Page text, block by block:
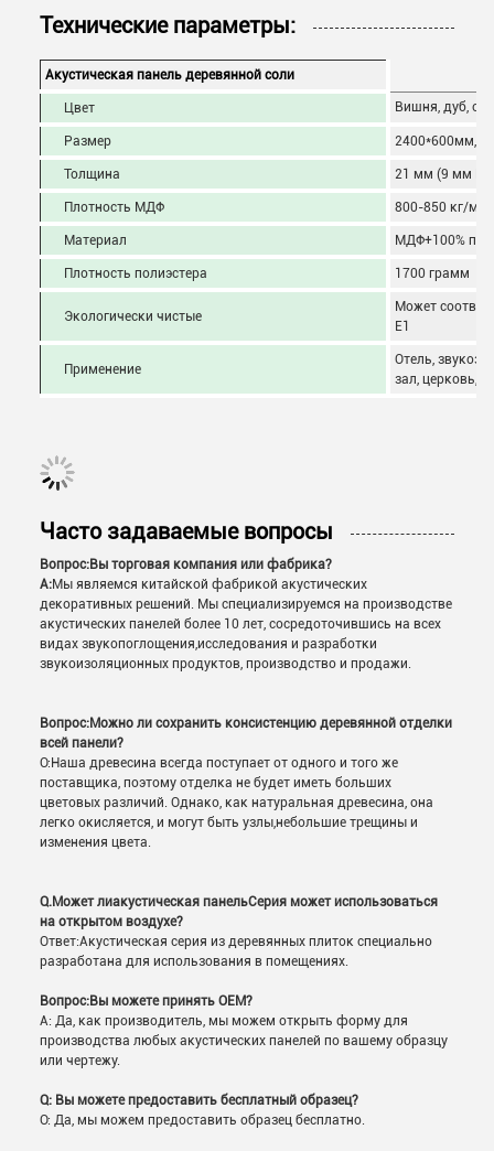
Технические параметры:
Акустическая панель деревянной соли
Цвет Вишня, дуб,
Размер 2400*600мм,
Толщина 21 мм (9 мм
Плотность МДФ 800-850 кг/м3
Материал МДФ+100%
Плотность полиэстера 1700 грамм
Экологически чистые
Может
E1
Применение
Отель,
зал, церковь,
Часто задаваемые вопросы
Вопрос:Вы торговая компания или фабрика?
А:Мы являемся китайской фабрикой акустических
декоративных решений. Мы специализируемся на производстве
акустических панелей более 10 лет, сосредоточившись на всех
видах звукопоглощения,исследования и разработки
звукоизоляционных продуктов, производство и продажи.
Вопрос:Можно ли сохранить консистенцию деревянной отделки
всей панели?
О:Наша древесина всегда поступает от одного и того же
поставщика, поэтому отделка не будет иметь больших
цветовых различий. Однако, как натуральная древесина, она
легко окисляется, и могут быть узлы,небольшие трещины и
изменения цвета.
Q.Может лиакустическая панельСерия может использоваться
на открытом воздухе?
Ответ:Акустическая серия из деревянных плиток специально
разработана для использования в помещениях.
Вопрос:Вы можете принять OEM?
A: Да, как производитель, мы можем открыть форму для
производства любых акустических панелей по вашему образцу
или чертежу.
Q: Вы можете предоставить бесплатный образец?
О: Да, мы можем предоставить образец бесплатно.